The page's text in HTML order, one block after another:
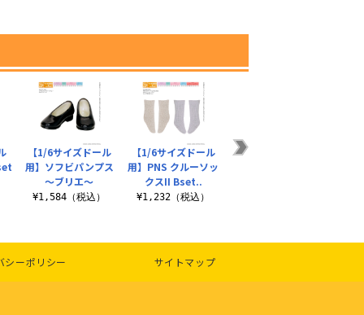
【1/6サイズドール
用】ソフビパンプス
～ブリエ～
¥1,584（税込）
【1/6サイズドール
用】PNS クルーソッ
クスII Bset..
¥1,232（税込）
FAR221【48/50cm
シーポリシー サイトマップ